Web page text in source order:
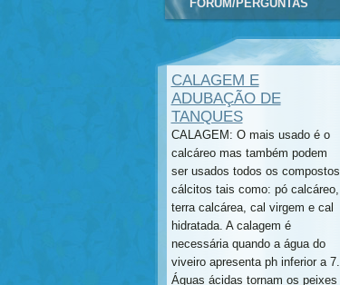
FÓRUM/PERGUNTAS
CALAGEM E
ADUBAÇÃO DE
TANQUES
CALAGEM: O mais usado é o
calcáreo mas também podem
ser usados todos os compostos
cálcitos tais como: pó calcáreo,
terra calcárea, cal virgem e cal
hidratada. A calagem é
necessária quando a água do
viveiro apresenta ph inferior a 7.
Águas ácidas tornam os peixes